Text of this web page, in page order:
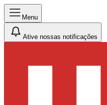
Menu
Ative nossas notificações